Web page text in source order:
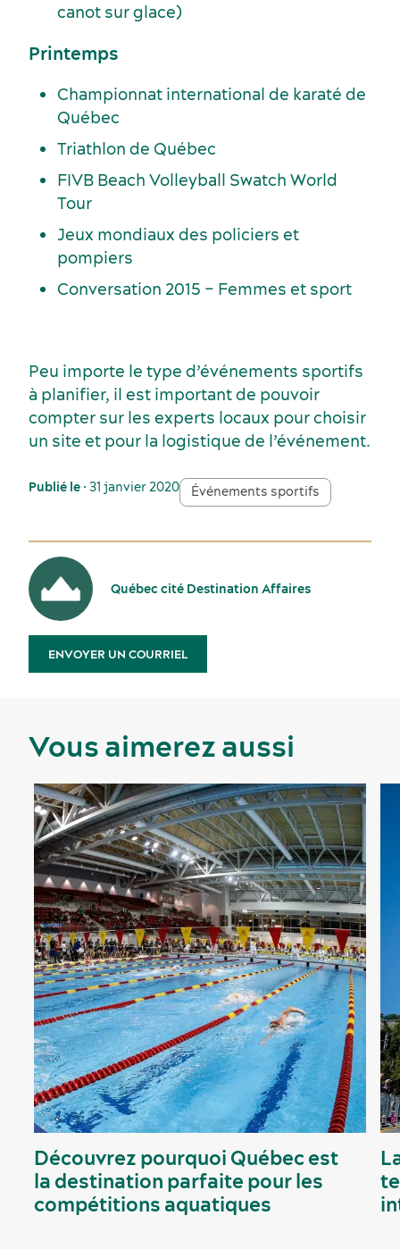
canot sur glace)
Printemps
Championnat international de karaté de
Québec
Triathlon de Québec
FIVB Beach Volleyball Swatch World
Tour
Jeux mondiaux des policiers et
pompiers
Conversation 2015 – Femmes et sport
Peu importe le type d’événements sportifs
à planifier, il est important de pouvoir
compter sur les experts locaux pour choisir
un site et pour la logistique de l’événement.
Publié le • 31 janvier 2020 Événements sportifs
Québec cité Destination Affaires
ENVOYER UN COURRIEL
Vous aimerez aussi
Découvrez pourquoi Québec est
la destination parfaite pour les
compétitions aquatiques